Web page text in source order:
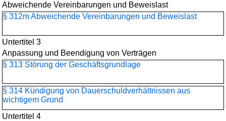
Abweichende Vereinbarungen und Beweislast
§ 312m Abweichende Vereinbarungen und Beweislast
Untertitel 3
Anpassung und Beendigung von Verträgen
§ 313 Störung der Geschäftsgrundlage
§ 314 Kündigung von Dauerschuldverhältnissen aus
wichtigem Grund
Untertitel 4